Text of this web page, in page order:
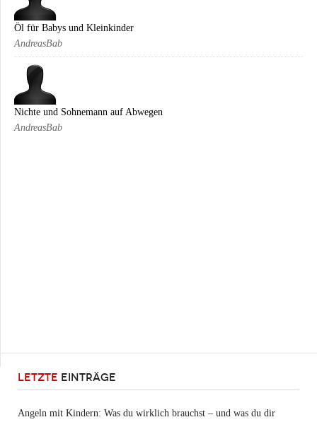
Öl für Babys und Kleinkinder
AndreasBab
Nichte und Sohnemann auf Abwegen
AndreasBab
LETZTE EINTRÄGE
Angeln mit Kindern: Was du wirklich brauchst – und was du dir